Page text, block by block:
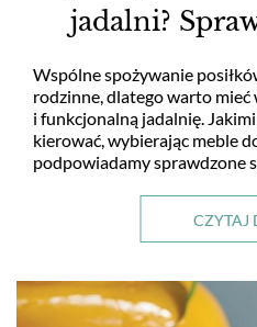
jadalni?
Wspólne spożywanie
rodzinne, dlatego warto
i funkcjonalną jadalnię.
kierować, wybierając meble
podpowiadamy sprawdzone
CZYTAJ